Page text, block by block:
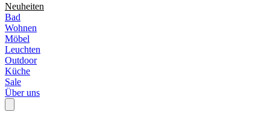
Neuheiten
Bad
Wohnen
Möbel
Leuchten
Outdoor
Küche
Sale
Über uns